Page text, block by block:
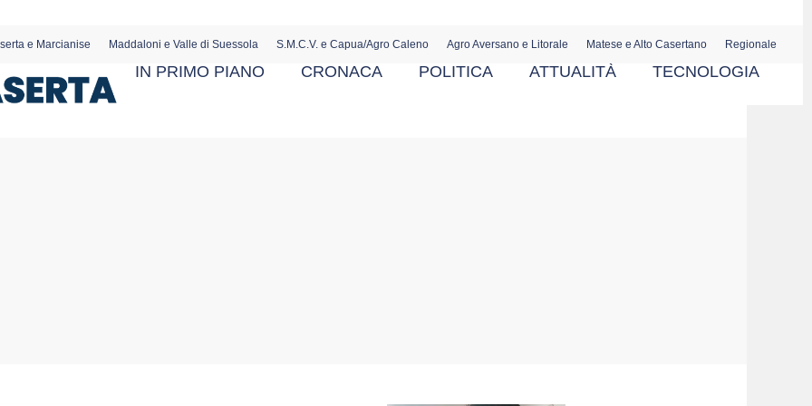
e Marcianise Maddaloni e Valle di Suessola S.M.C.V. e Capua/Agro Caleno Agro Aversano e Litorale Matese e Alto Casertano Regionale
IN PRIMO PIANO CRONACA POLITICA ATTUALITÀ TECNOLOGIA